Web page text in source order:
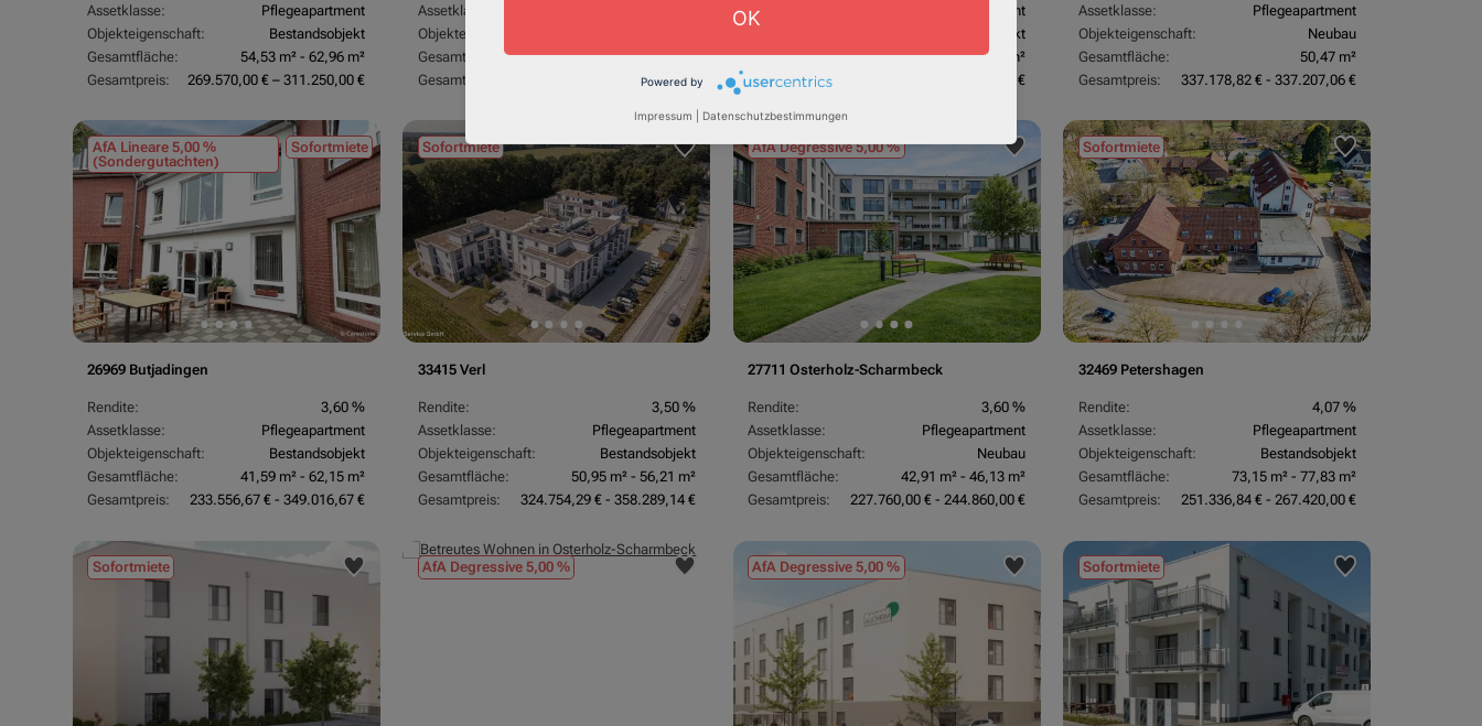
Assetklasse:
Pflegeapartment
Objekteigenschaft:
Bestandsobjekt
Gesamtfläche:
54,53 m² - 62,96 m²
Gesamtpreis:
269.570,00 € – 311.250,00 €
Assetklasse:
Objekteigenschaft:
Gesamtfläche:
87,17 m² - 153,66 m²
Gesamtpreis:
243.651,89 € - 429.392,43 €
Assetklasse:
Pflegeapartment
Bestandsobjekt
Gesamtfläche:
75,17 m² - 97,67 m²
Gesamtpreis:
210.120,00 € - 273.003,24 €
Assetklasse:
Pflegeapartment
Objekteigenschaft:
Neubau
Gesamtfläche:
50,47 m²
Gesamtpreis:
337.178,82 € - 337.207,06 €
AfA Lineare 5,00 %
(Sondergutachten)
Sofortmiete
26969 Butjadingen
Rendite:
3,60 %
Assetklasse:
Pflegeapartment
Objekteigenschaft:
Bestandsobjekt
Gesamtfläche:
41,59 m² - 62,15 m²
Gesamtpreis:
233.556,67 € - 349.016,67 €
Sofortmiete
33415 Verl
Rendite:
3,50 %
Assetklasse:
Pflegeapartment
Objekteigenschaft:
Bestandsobjekt
Gesamtfläche:
50,95 m² - 56,21 m²
Gesamtpreis:
324.754,29 € - 358.289,14 €
AfA Degressive 5,00 %
27711 Osterholz-Scharmbeck
Rendite:
3,60 %
Assetklasse:
Pflegeapartment
Objekteigenschaft:
Neubau
Gesamtfläche:
42,91 m² - 46,13 m²
Gesamtpreis:
227.760,00 € - 244.860,00 €
Sofortmiete
32469 Petershagen
Rendite:
4,07 %
Assetklasse:
Pflegeapartment
Objekteigenschaft:
Bestandsobjekt
Gesamtfläche:
73,15 m² - 77,83 m²
Gesamtpreis:
251.336,84 € - 267.420,00 €
Sofortmiete AfA Degressive 5,00 % AfA Degressive 5,00 % Sofortmiete
OK
Powered by
Impressum Datenschutzbestimmungen